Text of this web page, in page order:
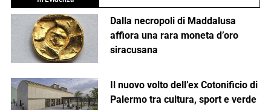
Dalla necropoli di Maddalusa
affiora una rara moneta d’oro
siracusana
Il nuovo volto dell’ex Cotonificio di
Palermo tra cultura, sport e verde